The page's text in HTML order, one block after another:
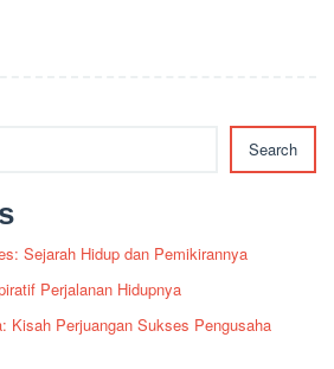
Search
Sejarah Hidup dan Pemikirannya
Perjalanan Hidupnya
Kisah Perjuangan Sukses Pengusaha